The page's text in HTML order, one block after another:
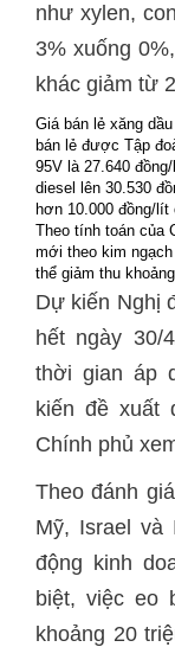
như xylen,
3% xuống
khác giảm từ
Giá bán lẻ xăng
bán lẻ được Tập
95V là 27.640
diesel lên 30.530
hơn 10.000 đồng/lít
Theo tính toán của
mới theo kim
thể giảm thu
Dự kiến Nghị
hết ngày 30/
thời gian áp
kiến đề xuất
Chính phủ
Theo đánh
Mỹ, Israel và
động kinh
biệt, việc eo
khoảng 20